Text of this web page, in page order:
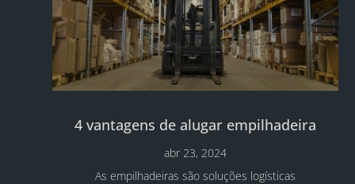
4 vantagens de alugar empilhadeira
abr 23, 2024
As empilhadeiras são soluções logísticas